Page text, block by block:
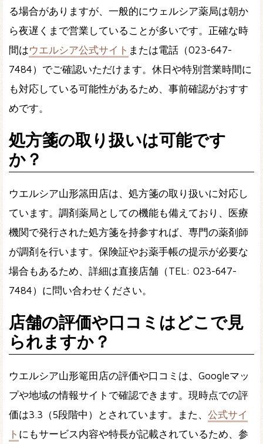
る場合がありますが、一般的にウェルシア薬局は朝か
ら夜遅くまで営業していることが多いです。正確な時
間はウエルシア公式サイト または電話（023-647-
7484）でご確認いただけます。休日や特別営業時間に
も対応している可能性があるため、事前確認がおすす
めです。
処方箋の取り扱いは可能です
か？
ウエルシア山形篜田店は、処方箋の取り扱いに対応し
ています。調剤薬局としての機能も備えており、医療
機関で発行された処方箋を持参すれば、専門の薬剤師
が調剤を行います。保険証やお薬手帳の提示が必要な
場合もあるため、詳細は直接店舗（TEL: 023-647-
7484）に問い合わせください。
店舗の評価や口コミはどこで見
られますか？
ウエルシア山形篭田店の評価や口コミは、Googleマッ
プや地域の情報サイトで確認できます。現時点での評
価は3.3（5段階中）とされています。また、 公式サイ
ト にもサービス内容や特長が記載されているため、参